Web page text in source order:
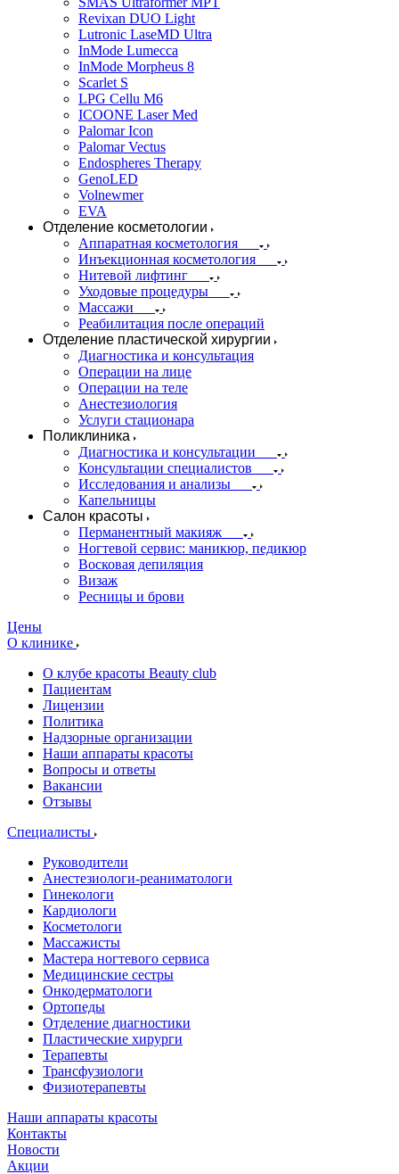
Revixan DUO Light
Lutronic LaseMD Ultra
InMode Lumecca
InMode Morpheus 8
Scarlet S
LPG Cellu M6
ICOONE Laser Med
Palomar Icon
Palomar Vectus
Endospheres Therapy
GenoLED
Volnewmer
EVA
Отделение косметологии
Аппаратная косметология
Инъекционная косметология
Нитевой лифтинг
Уходовые процедуры
Массажи
Реабилитация после операций
Отделение пластической хирургии
Диагностика и консультация
Операции на лице
Операции на теле
Анестезиология
Услуги стационара
Поликлиника
Диагностика и консультации
Консультации специалистов
Исследования и анализы
Капельницы
Салон красоты
Перманентный макияж
Ногтевой сервис: маникюр, педикюр
Восковая депиляция
Визаж
Ресницы и брови
Цены
О клинике
О клубе красоты Beauty club
Пациентам
Лицензии
Политика
Надзорные организации
Наши аппараты красоты
Вопросы и ответы
Вакансии
Отзывы
Специалисты
Руководители
Анестезиологи-реаниматологи
Гинекологи
Кардиологи
Косметологи
Массажисты
Мастера ногтевого сервиса
Медицинские сестры
Онкодерматологи
Ортопеды
Отделение диагностики
Пластические хирурги
Терапевты
Трансфузиологи
Физиотерапевты
Наши аппараты красоты
Контакты
Новости
Акции